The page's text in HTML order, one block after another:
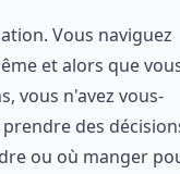
Vous naviguez
et alors que
vous n'avez vous-
des
ou où manger